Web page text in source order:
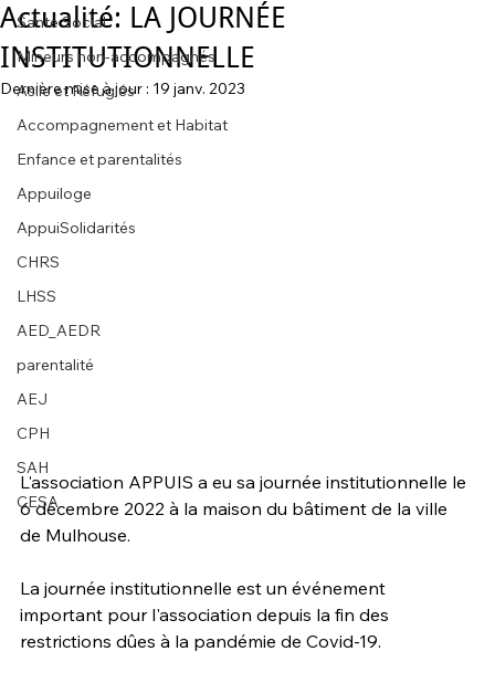
Santé Social
Mineurs non-accompagnés
Asile et Réfugiés
Accompagnement et Habitat
Enfance et parentalités
Appuiloge
AppuiSolidarités
CHRS
LHSS
AED_AEDR
parentalité
AEJ
CPH
SAH
CESA
Actualité: LA JOURNÉE
INSTITUTIONNELLE
Dernière mise à jour : 19 janv. 2023
L'association APPUIS a eu sa journée institutionnelle le
6 décembre 2022 à la maison du bâtiment de la ville
de Mulhouse.
La journée institutionnelle est un événement
important pour l'association depuis la fin des
restrictions dûes à la pandémie de Covid-19.